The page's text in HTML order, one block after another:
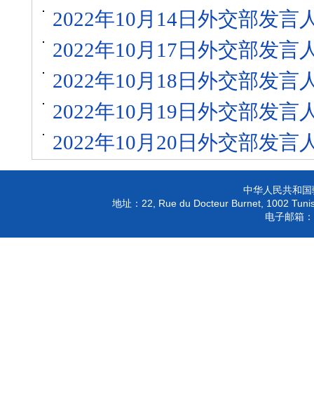
2022年10月14日外交部发言
2022年10月17日外交部发言
2022年10月18日外交部发言
2022年10月19日外交部发言
2022年10月20日外交部发言
中华人民共和
地址： 22, Rue du Docteur Burnet, 1002
电子邮箱：